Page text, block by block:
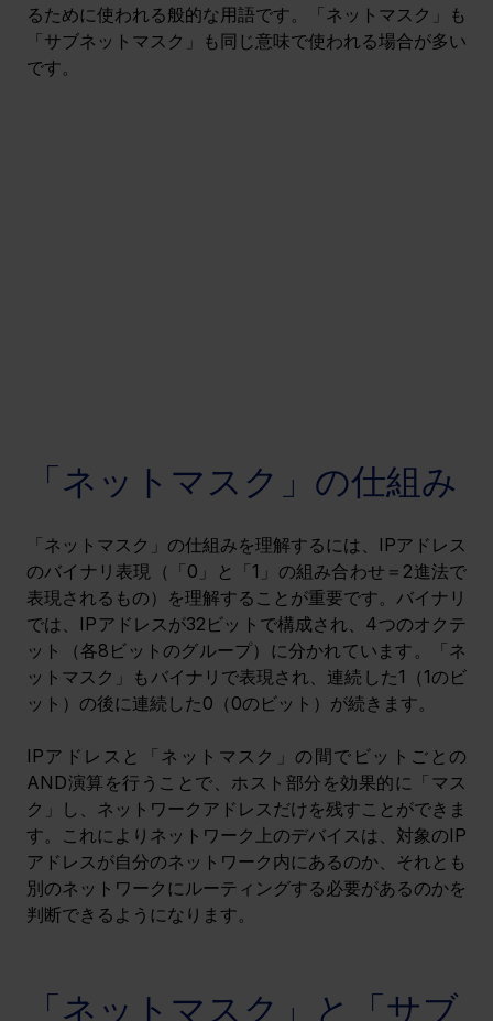
るために使われる般的な用語です。「ネットマスク」も
「サブネットマスク」も同じ意味で使われる場合が多い
です。
「ネットマスク」の仕組み
「ネットマスク」の仕組みを理解するには、IPアドレス
のバイナリ表現（「0」と「1」の組み合わせ＝2進法で
表現されるもの）を理解することが重要です。バイナリ
では、IPアドレスが32ビットで構成され、4つのオクテ
ット（各8ビットのグループ）に分かれています。「ネ
ットマスク」もバイナリで表現され、連続した1（1のビ
ット）の後に連続した0（0のビット）が続きます。
IPアドレスと「ネットマスク」の間でビットごとの
AND演算を行うことで、ホスト部分を効果的に「マス
ク」し、ネットワークアドレスだけを残すことができま
す。これによりネットワーク上のデバイスは、対象のIP
アドレスが自分のネットワーク内にあるのか、それとも
別のネットワークにルーティングする必要があるのかを
判断できるようになります。
「ネットマスク」と「サブ